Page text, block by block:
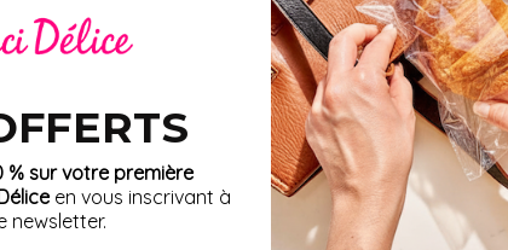
et teneur énergétique :
produits fabriqués sans ingrédients à
est spécialement étudiée pour exclure la viande
les poissons et les fruits de mer.
et des œufs.
% sur votre première
en vous inscrivant à
newsletter.